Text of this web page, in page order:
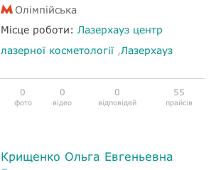
Олімпійська
Місце роботи: Лазерхауз центр
лазерної косметології ,Лазерхауз
0
фото
0
відео
0
відповідей
55
прайсів
Крищенко Ольга Евгеньевна